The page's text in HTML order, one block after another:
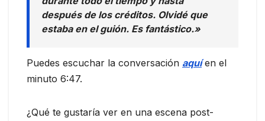
después de los créditos. Olvidé que
estaba en el guión. Es fantástico.»
Puedes escuchar la conversación aquíen el
minuto 6:47.
¿Qué te gustaría ver en una escena post-